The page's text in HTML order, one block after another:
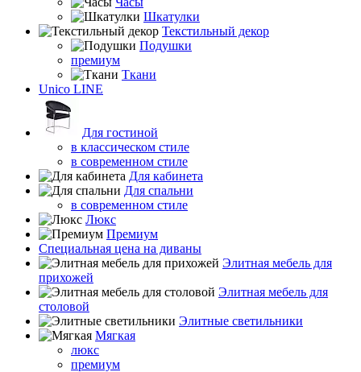
Шкатулки
Текстильный декор
Подушки
премиум
Ткани
Unico LINE
Для гостиной
в классическом стиле
в современном стиле
Для кабинета
Для спальни
в современном стиле
Люкс
Премиум
Специальная цена на диваны
Элитная мебель для
прихожей
Элитная мебель для
столовой
Элитные светильники
Мягкая
люкс
премиум